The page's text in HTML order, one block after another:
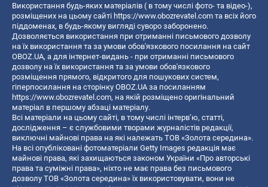
Використання будь-яких матеріалів ( в тому числі фото- та відео-),
розміщених на цьому сайті https://www.obozrevatel.com та всіх його
піддоменах, в будь-якому вигляді суворо заборонено.
Дозволяється використання при отриманні письмового дозволу
на їх використання та за умови обов'язкового посилання на сайт
OBOZ.UA, а для інтернет-видань - при отриманні письмового
дозволу на їх використання та за умови обов'язкового
розміщення прямого, відкритого для пошукових систем,
гіперпосилання на сторінку OBOZ.UA за посиланням
https://www.obozrevatel.com, на якій розміщено оригінальний
матеріал в першому абзаці матеріалу.
Всі матеріали на цьому сайті, в тому числі інтерв’ю, статті,
дослідження – є службовими творами журналістів редакції,
виключні майнові права на які належать ТОВ «Золота середина».
На всі опубліковані фотоматеріали Getty Images редакція має
майнові права, які захищаються законом України «Про авторські
права та суміжні права», ніхто не має права без письмового
дозволу ТОВ «Золота середина» їх використовувати, вони не